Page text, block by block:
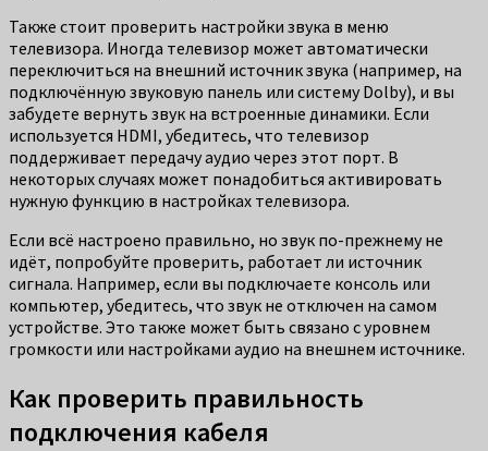
Также стоит проверить настройки звука в меню
телевизора. Иногда телевизор может автоматически
переключиться на внешний источник звука (например, на
подключённую звуковую панель или систему Dolby), и вы
забудете вернуть звук на встроенные динамики. Если
используется HDMI, убедитесь, что телевизор
поддерживает передачу аудио через этот порт. В
некоторых случаях может понадобиться активировать
нужную функцию в настройках телевизора.
Если всё настроено правильно, но звук по-прежнему не
идёт, попробуйте проверить, работает ли источник
сигнала. Например, если вы подключаете консоль или
компьютер, убедитесь, что звук не отключен на самом
устройстве. Это также может быть связано с уровнем
громкости или настройками аудио на внешнем источнике.
Как проверить правильность
подключения кабеля